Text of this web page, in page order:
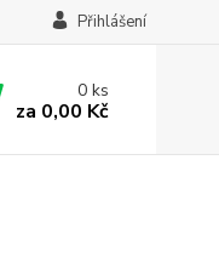
Přihlášení
0ks
za 0,00 Kč